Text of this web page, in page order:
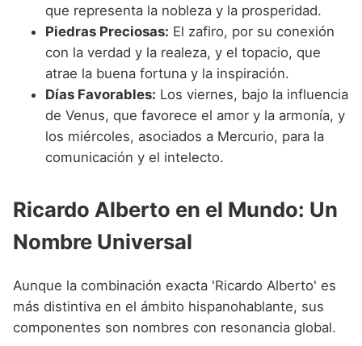
que representa la nobleza y la prosperidad.
Piedras Preciosas: El zafiro, por su conexión
con la verdad y la realeza, y el topacio, que
atrae la buena fortuna y la inspiración.
Días Favorables: Los viernes, bajo la influencia
de Venus, que favorece el amor y la armonía, y
los miércoles, asociados a Mercurio, para la
comunicación y el intelecto.
Ricardo Alberto en el Mundo: Un
Nombre Universal
Aunque la combinación exacta 'Ricardo Alberto' es
más distintiva en el ámbito hispanohablante, sus
componentes son nombres con resonancia global.